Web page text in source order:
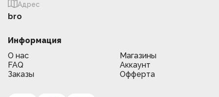
Адрес
bro
Информация
О нас
Магазины
FAQ
Аккаунт
Заказы
Офферта